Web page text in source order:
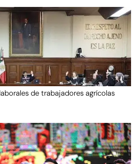
de trabajadores agrícolas